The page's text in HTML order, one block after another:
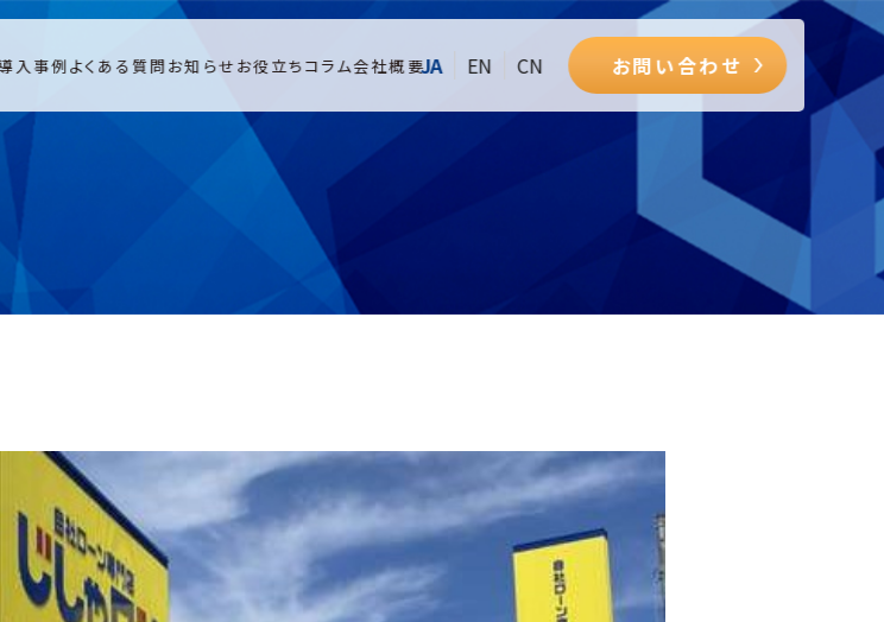
入事例よくある質問お知らせお役立ちコラム会社概要 お問い合わせ
CN
EN
JA